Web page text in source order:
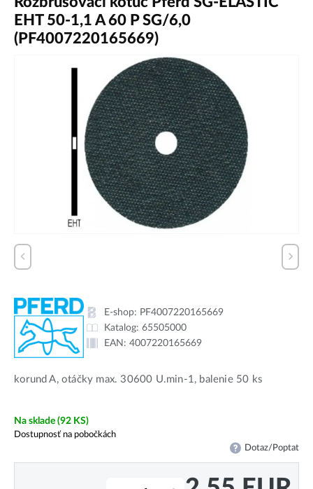
EHT 50-1,1 A 60 P SG/6,0
(PF4007220165669)
E-shop: PF4007220165669
Katalog: 65505000
EAN: 4007220165669
korund A, otáčky max. 30600 U.min-1, balenie 50 ks
Na sklade (92 KS)
Dostupnosť na pobočkách
Dotaz/Poptat